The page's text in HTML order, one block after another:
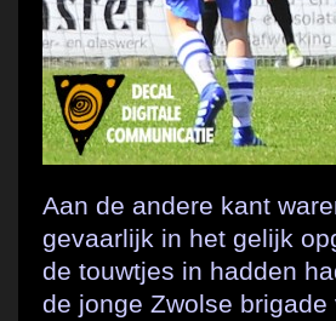
Aan de andere kant
gevaarlijk in het gelijk
de touwtjes in hadden
de jonge Zwolse